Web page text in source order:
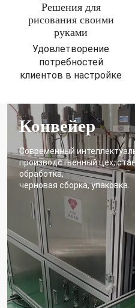
Решения для
рисования своими
руками
Удовлетворение
потребностей
клиентов в настройке
Конвейер
Современный
производственный цех,
обработка,
черновая сборка, упаковка.